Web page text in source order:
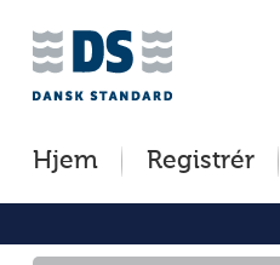
Jump
[s]Hjem Registrér